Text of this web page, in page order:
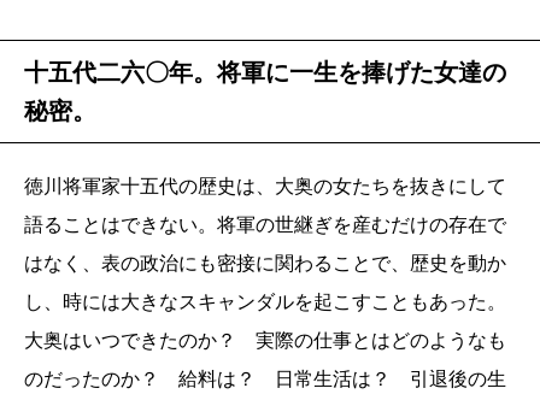
十五代二六〇年。将軍に一生を捧げた女達の
秘密。
徳川将軍家十五代の歴史は、大奥の女たちを抜きにして
語ることはできない。将軍の世継ぎを産むだけの存在で
はなく、表の政治にも密接に関わることで、歴史を動か
し、時には大きなスキャンダルを起こすこともあった。
大奥はいつできたのか？ 実際の仕事とはどのようなも
のだったのか？ 給料は？ 日常生活は？ 引退後の生